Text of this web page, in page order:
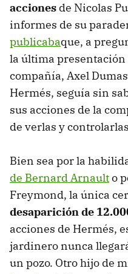
acciones de Nicolas
informes de su
publicabaque, a
la última presentación
compañía, Axel
Hermés, seguía sin
sus acciones de la
de verlas y
Bien sea por la
de Bernard Arnaulto
Freymond, la única
desaparición de
acciones de Hermés,
jardinero nunca
un pozo. Otro hijo de